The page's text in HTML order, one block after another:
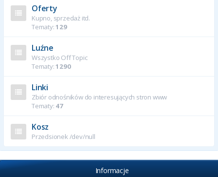
Oferty
Kupno, sprzedaż itd.
Tematy:129
Luźne
Wszystko Off Topic
Tematy:1290
Linki
Zbiór odnośników do interesujących stron www
Tematy: 47
Kosz
Przedsionek /dev/null
Informacje